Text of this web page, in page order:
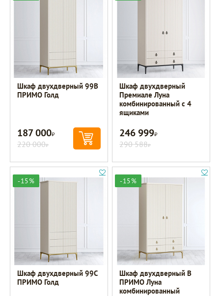
Шкаф двухдверный 99B
ПРИМО Голд
187 000Р
220 000Р
Шкаф двухдверный
Премиале Луна
комбинированный с 4
ящиками
246 999Р
290 588Р
-15%
Шкаф двухдверный 99C
ПРИМО Голд
-15%
Шкаф двухдверный B
ПРИМО Луна
комбинированный